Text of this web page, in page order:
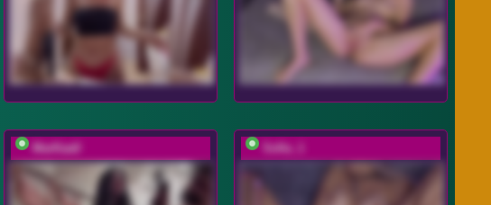
MarKaa0 Sofia_1